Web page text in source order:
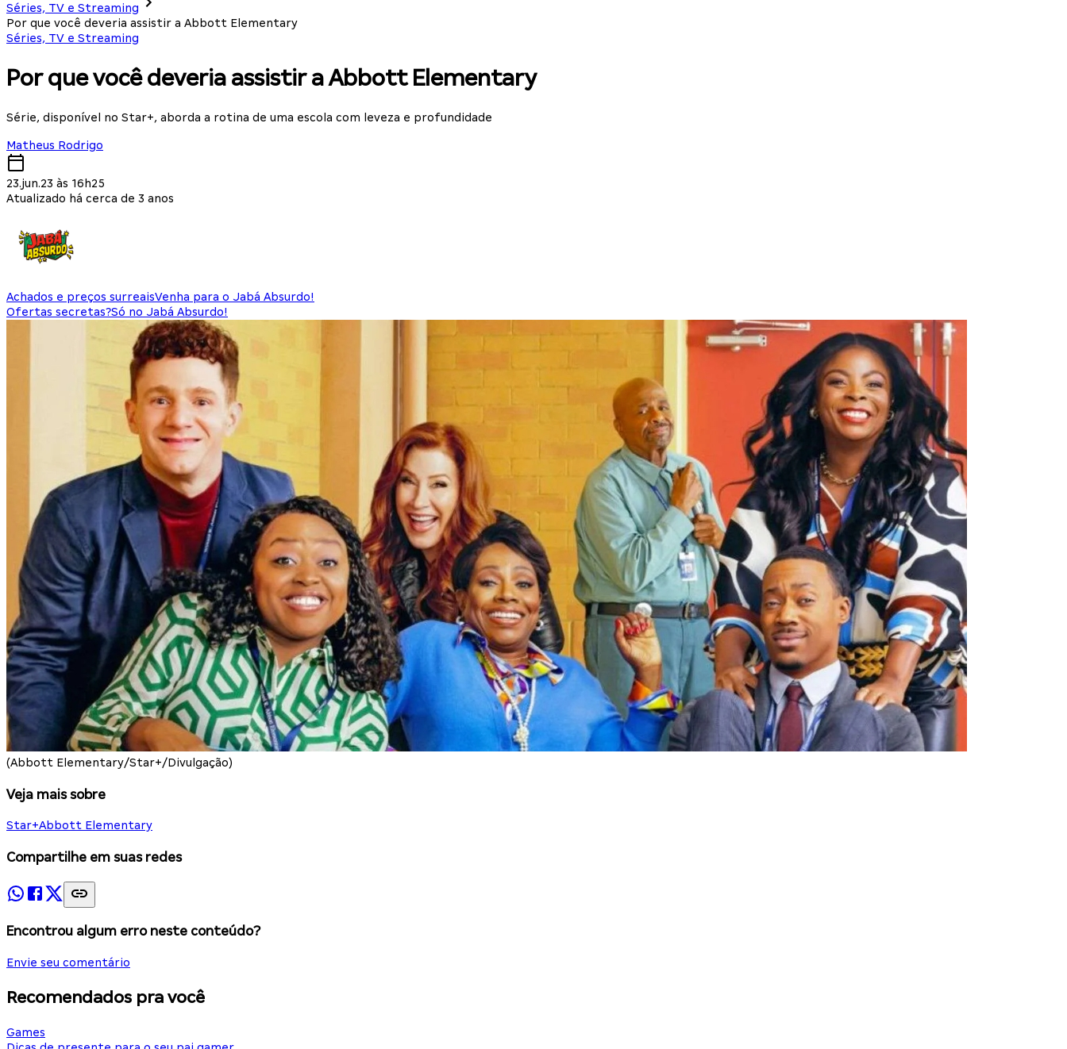
Séries, TV e Streaming
Por que você deveria assistir a Abbott Elementary
Séries, TV e Streaming
Por que você deveria assistir a Abbott Elementary
Série, disponível no Star+, aborda a rotina de uma escola com leveza e profundidade
Matheus Rodrigo
23.jun.23 às 16h25
Atualizado há cerca de 3 anos
Achados e preços surreaisVenha para o Jabá Absurdo!
Ofertas secretas?Só no Jabá Absurdo!
(Abbott Elementary/Star+/Divulgação)
Veja mais sobre
Star+Abbott Elementary
Compartilhe em suas redes
Encontrou algum erro neste conteúdo?
Envie seu comentário
Recomendados pra você
Games